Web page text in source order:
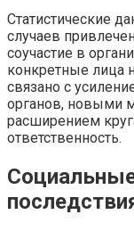
Статистические
случаев
соучастие в
конкретные лица
связано с
органов, новыми
расширением
ответственность.